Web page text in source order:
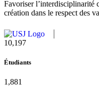
Favoriser l’interdisciplinarité
création dans le respect des
11,727
Étudiants
2,142